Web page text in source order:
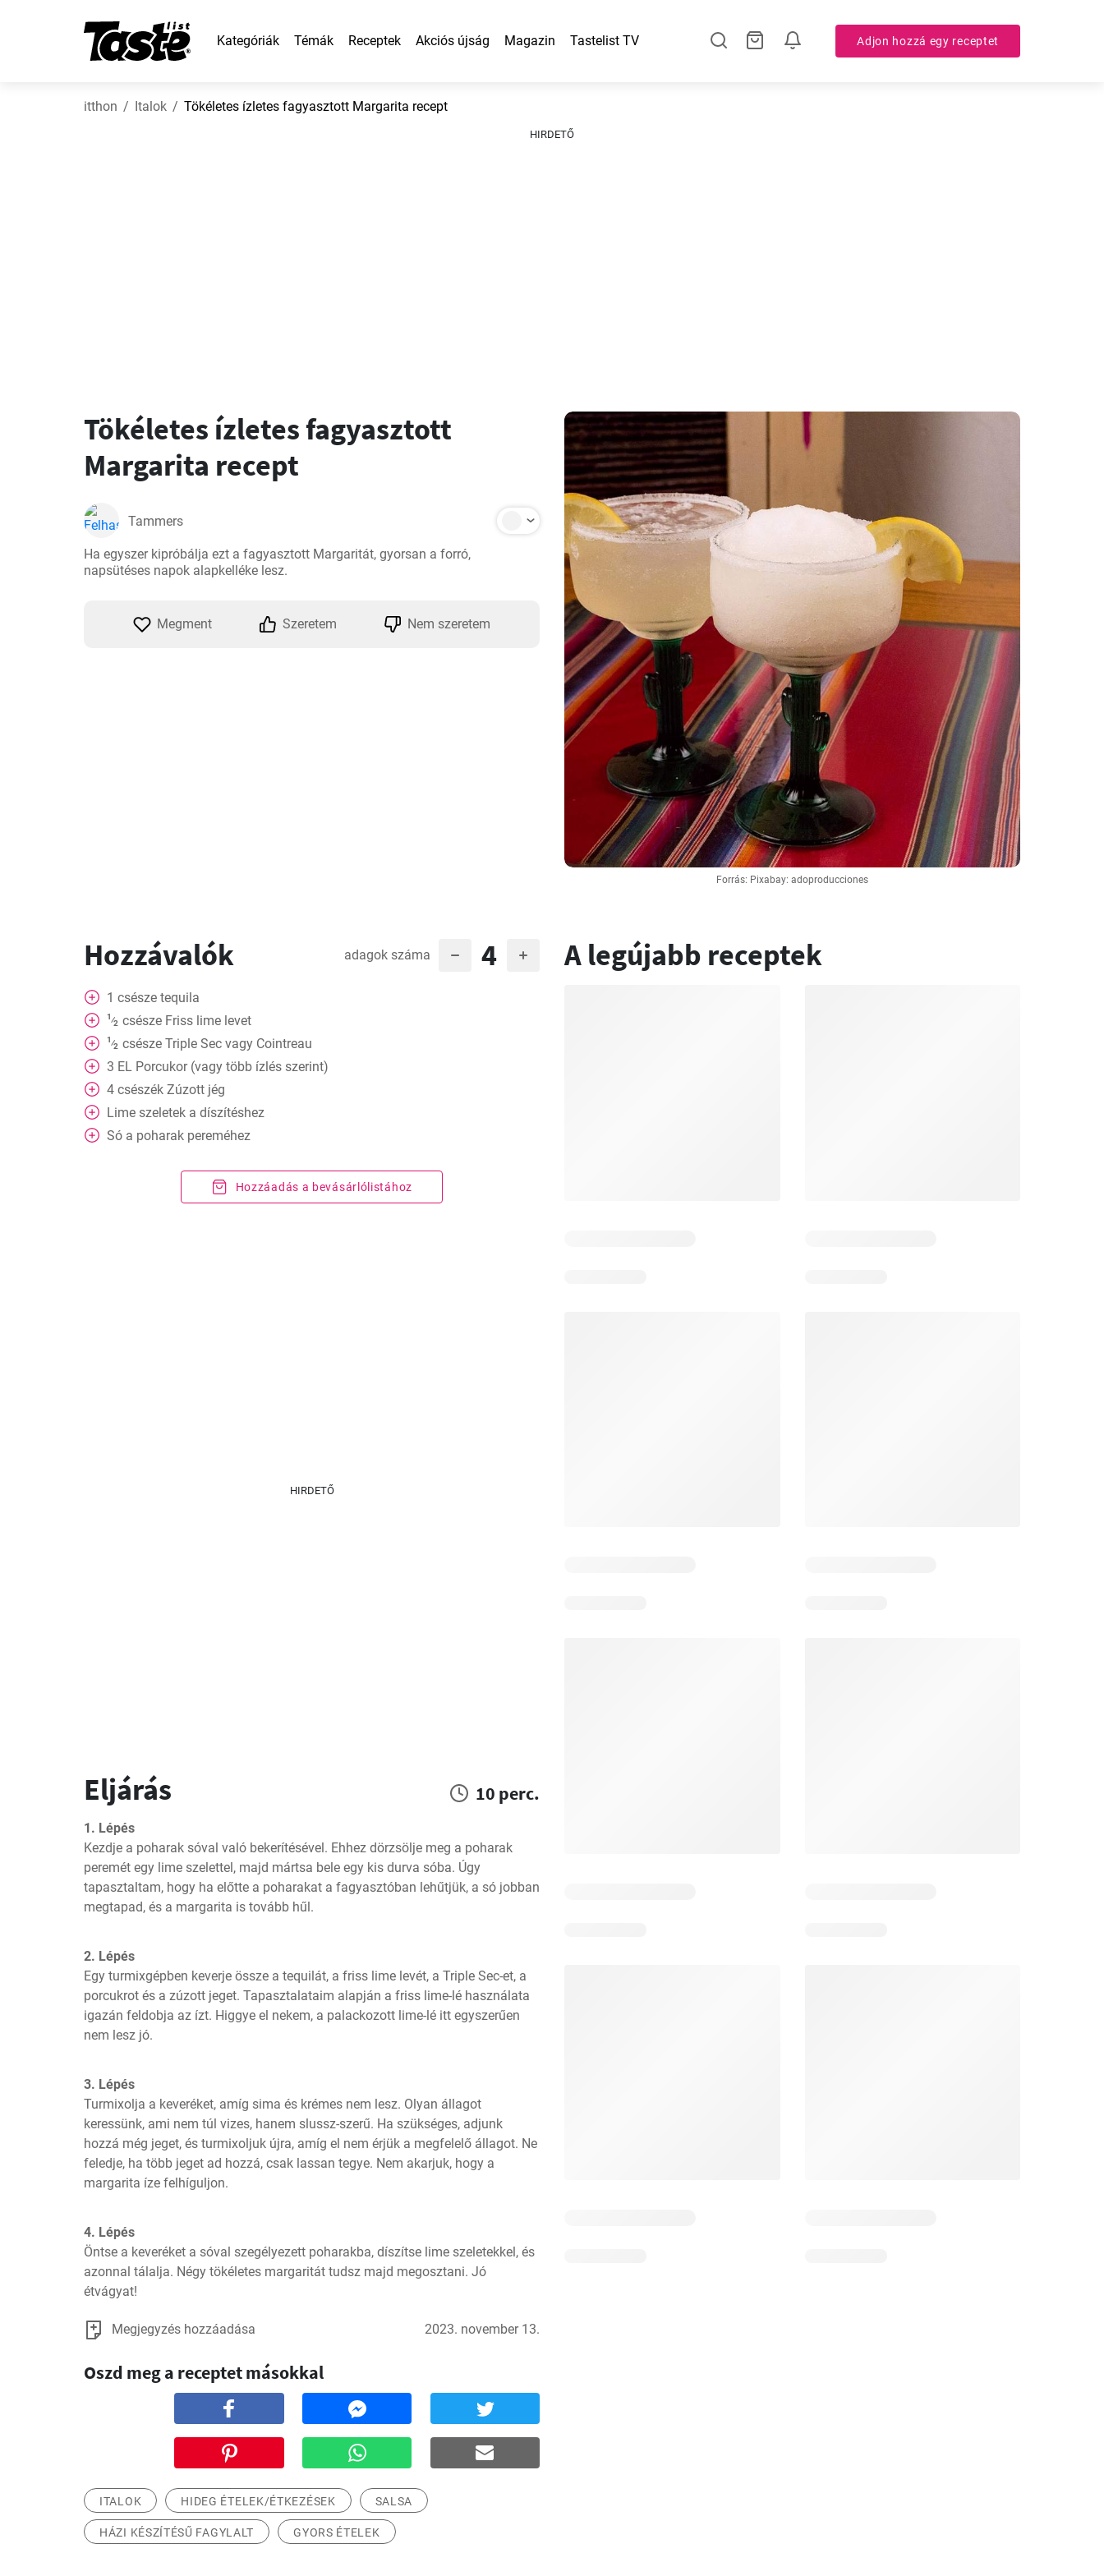
Kategóriák Témák Receptek Akciós újság Magazin Tastelist TV Adjon hozzá egy receptet
itthon Italok Tökéletes ízletes fagyasztott Margarita recept
HIRDETŐ
Forrás: Pixabay: adoproducciones
Tökéletes ízletes fagyasztott
Margarita recept
Tammers
Ha egyszer kipróbálja ezt a fagyasztott Margaritát, gyorsan a forró,
napsütéses napok alapkelléke lesz.
Megment Szeretem Nem szeretem
Hozzávalók adagok száma 4
1 csésze tequila
1⁄2 csésze Friss lime levet
1⁄2 csésze Triple Sec vagy Cointreau
3 EL Porcukor (vagy több ízlés szerint)
4 csészék Zúzott jég
Lime szeletek a díszítéshez
Só a poharak pereméhez
Hozzáadás a bevásárlólistához
HIRDETŐ
Eljárás 10 perc.
1. Lépés
Kezdje a poharak sóval való bekerítésével. Ehhez dörzsölje meg a poharak
peremét egy lime szelettel, majd mártsa bele egy kis durva sóba. Úgy
tapasztaltam, hogy ha előtte a poharakat a fagyasztóban lehűtjük, a só jobban
megtapad, és a margarita is tovább hűl.
2. Lépés
Egy turmixgépben keverje össze a tequilát, a friss lime levét, a Triple Sec-et, a
porcukrot és a zúzott jeget. Tapasztalataim alapján a friss lime-lé használata
igazán feldobja az ízt. Higgye el nekem, a palackozott lime-lé itt egyszerűen
nem lesz jó.
3. Lépés
Turmixolja a keveréket, amíg sima és krémes nem lesz. Olyan állagot
keressünk, ami nem túl vizes, hanem slussz-szerű. Ha szükséges, adjunk
hozzá még jeget, és turmixoljuk újra, amíg el nem érjük a megfelelő állagot. Ne
feledje, ha több jeget ad hozzá, csak lassan tegye. Nem akarjuk, hogy a
margarita íze felhíguljon.
4. Lépés
Öntse a keveréket a sóval szegélyezett poharakba, díszítse lime szeletekkel, és
azonnal tálalja. Négy tökéletes margaritát tudsz majd megosztani. Jó
étvágyat!
Megjegyzés hozzáadása 2023. november 13.
Oszd meg a receptet másokkal
ITALOK HIDEG ÉTELEK/ÉTKEZÉSEK SALSA
HÁZI KÉSZÍTÉSŰ FAGYLALT GYORS ÉTELEK
A legújabb receptek